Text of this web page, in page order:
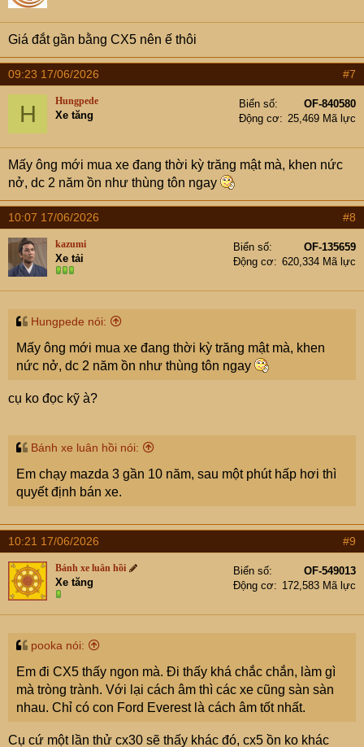
Giá đắt gần bằng CX5 nên ế thôi
09:23 17/06/2026 #7
H Hungpede
Xe tăng
Biển số
OF-840580
Động cơ
25,469 Mã lực
Mấy ông mới mua xe đang thời kỳ trăng mật mà, khen nức
nở, dc 2 năm ồn như thùng tôn ngay
10:07 17/06/2026 #8
kazumi
Xe tải
Biển số
OF-135659
Động cơ
620,334 Mã lực
Hungpede nói:
Mấy ông mới mua xe đang thời kỳ trăng mật mà, khen
nức nở, dc 2 năm ồn như thùng tôn ngay
cụ ko đọc kỹ à?
Bánh xe luân hồi nói:
Em chạy mazda 3 gần 10 năm, sau một phút hấp hơi thì
quyết định bán xe.
10:21 17/06/2026 #9
Bánh xe luân hồi
Xe tăng
Biển số
OF-549013
Động cơ
172,583 Mã lực
pooka nói:
Em đi CX5 thấy ngon mà. Đi thấy khá chắc chắn, làm gì
mà tròng trành. Với lại cách âm thì các xe cũng sàn sàn
nhau. Chỉ có con Ford Everest là cách âm tốt nhất.
Cụ cứ một lần thử cx30 sẽ thấy khác đó, cx5 ồn ko khác